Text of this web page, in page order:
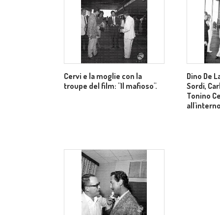
Cervi e la moglie con la
troupe del film: "Il mafioso".
Dino De
Sordi,
Tonino